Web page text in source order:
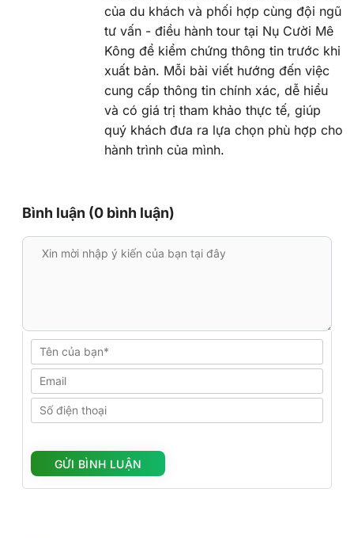
của du khách và phối hợp cùng đội ngũ
tư vấn - điều hành tour tại Nụ Cười Mê
Kông để kiểm chứng thông tin trước khi
xuất bản. Mỗi bài viết hướng đến việc
cung cấp thông tin chính xác, dễ hiểu
và có giá trị tham khảo thực tế, giúp
quý khách đưa ra lựa chọn phù hợp cho
hành trình của mình.
Bình luận (0 bình luận)